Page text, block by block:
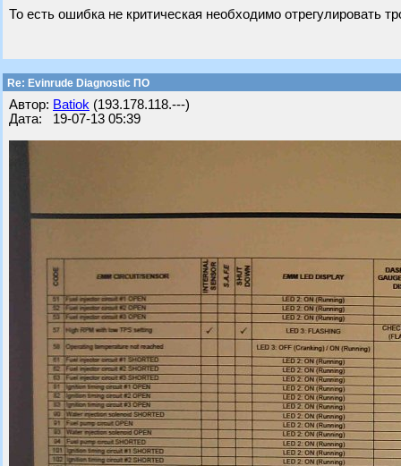
То есть ошибка не критическая необходимо отрегулировать
Re: Evinrude Diagnostic ПО
Автор: Batiok (193.178.118.---)
Дата: 19-07-13 05:39